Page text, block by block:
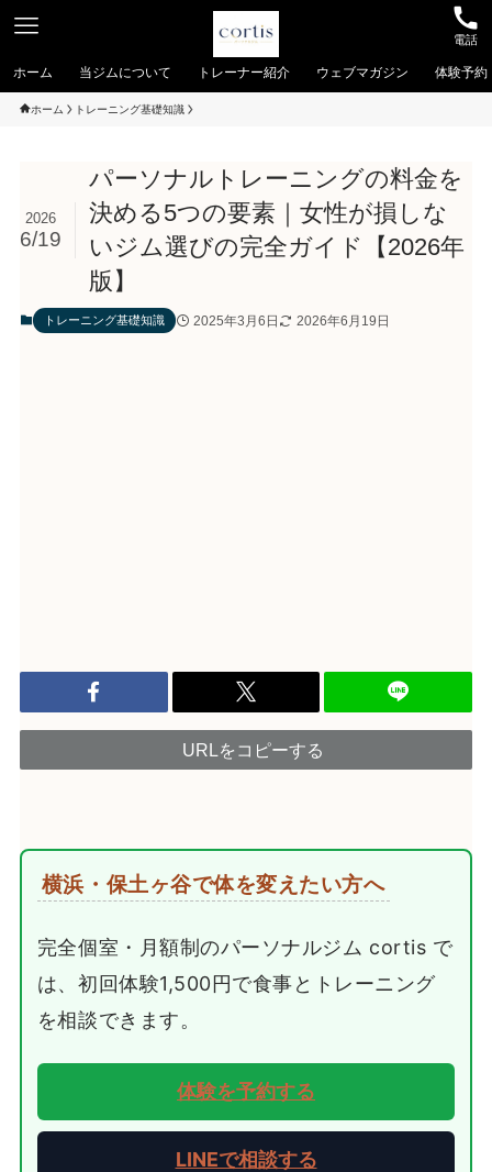
電話
ホーム 当ジムについて トレーナー紹介 ウェブマガジン 体験予約
ホーム トレーニング基礎知識
パーソナルトレーニングの料金を
決める5つの要素｜女性が損しな
いジム選びの完全ガイド【2026年
版】
2026
6/19
トレーニング基礎知識 2025年3月6日 2026年6月19日
URLをコピーする
横浜・保土ヶ谷で体を変えたい方へ
完全個室・月額制のパーソナルジム cortis で
は、初回体験1,500円で食事とトレーニング
を相談できます。
体験を予約する
LINEで相談する